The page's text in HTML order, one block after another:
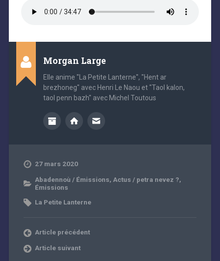
Morgan Large
Elle anime "La Petite Lanterne", "Hent ar
brezhoneg" avec Henri Le Naou et "Taol kalon,
taol penn bazh" avec Michel Toutous
27 mars 2020
Abadennoù / Émissions, Actus / petra nevez ?,
Émissions
La Petite Lanterne
Article précédent
Article suivant